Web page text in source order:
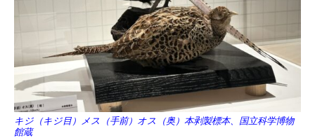
キジ（キジ目）メス（手前）オス（奥）本剥製標本、国立科学博物
館蔵